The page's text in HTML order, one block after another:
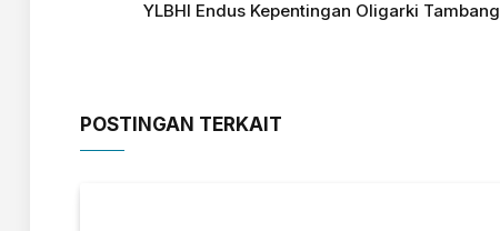
YLBHI Endus Kepentingan Oligarki Tambang
POSTINGAN TERKAIT